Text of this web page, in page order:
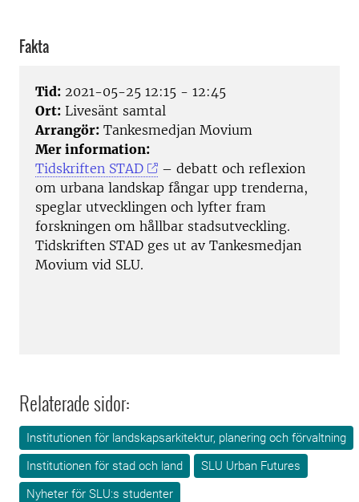
Fakta
Tid: 2021-05-25 12:15 - 12:45
Ort: Livesänt samtal
Arrangör: Tankesmedjan Movium
Mer information:
Tidskriften STAD
– debatt och reflexion
om urbana landskap fångar upp trenderna,
speglar utvecklingen och lyfter fram
forskningen om hållbar stadsutveckling.
Tidskriften STAD ges ut av Tankesmedjan
Movium vid SLU.
Relaterade sidor:
Institutionen för landskapsarkitektur, planering och förvaltning
Institutionen för stad och land
SLU Urban Futures
Nyheter för SLU:s studenter